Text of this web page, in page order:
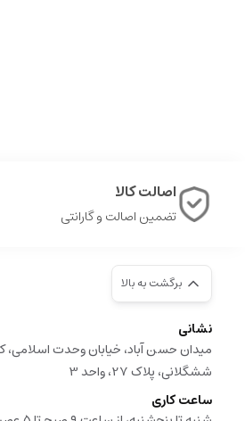
اصالت کالا
تضمین اصالت و گارانتی
برگشت به بالا
نشانی
میدان حسن آباد، خیابان وحدت اسلامی،
ششگلانی، پلاک 27، واحد 3
ساعت کاری